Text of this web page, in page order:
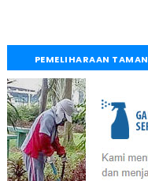
PEMELIHARAAN TAMAN